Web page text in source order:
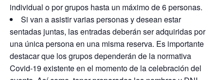
individual o por grupos hasta un máximo de 6 personas.
Si van a asistir varias personas y desean estar
sentadas juntas, las entradas deberán ser adquiridas por
una única persona en una misma reserva. Es importante
destacar que los grupos dependerán de la normativa
Covid-19 existente en el momento de la celebración del